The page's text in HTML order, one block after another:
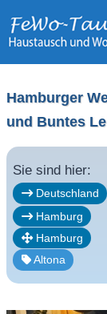
Inhalt
Hamburger
und Buntes
Sie sind hier:
Deutschland
Hamburg
Hamburg
Altona